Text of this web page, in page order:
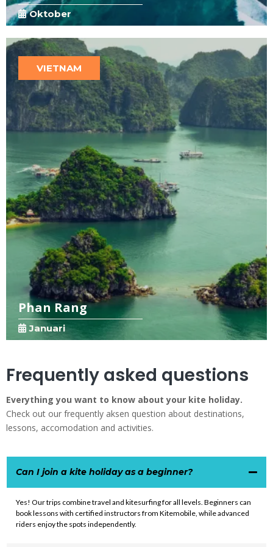
Oktober
VIETNAM
Phan Rang
Januari
Frequently asked questions
Everything you want to know about your kite holiday.
Check out our frequently aksen question about destinations,
lessons, accomodation and activities.
Can I join a kite holiday as a beginner?
Yes! Our trips combine travel and kitesurfing for all levels. Beginners can
book lessons with certified instructors from Kitemobile , while advanced
riders enjoy the spots independently.